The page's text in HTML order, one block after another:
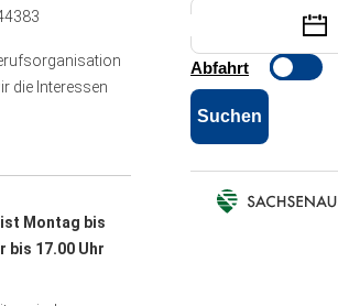
die Interessen
Montag bis
bis 17.00 Uhr